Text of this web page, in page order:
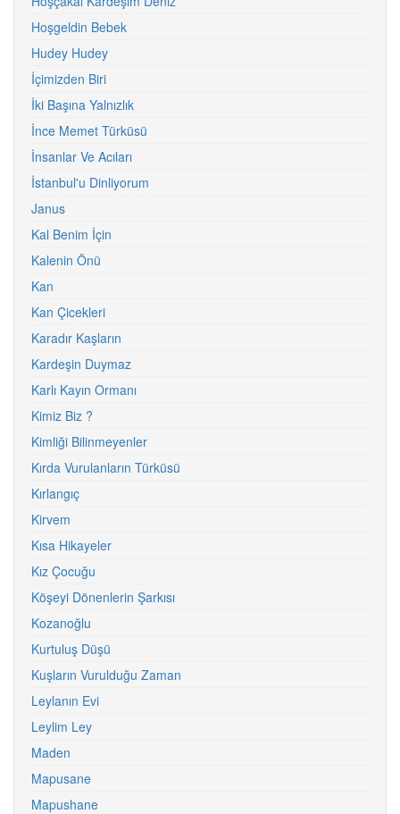
Hoşgeldin Bebek
Hudey Hudey
İçimizden Biri
İki Başına Yalnızlık
İnce Memet Türküsü
İnsanlar Ve Acıları
İstanbul'u Dinliyorum
Janus
Kal Benim İçin
Kalenin Önü
Kan
Kan Çicekleri
Karadır Kaşların
Kardeşin Duymaz
Karlı Kayın Ormanı
Kimiz Biz ?
Kimliği Bilinmeyenler
Kırda Vurulanların Türküsü
Kırlangıç
Kirvem
Kısa Hikayeler
Kız Çocuğu
Köşeyi Dönenlerin Şarkısı
Kozanoğlu
Kurtuluş Düşü
Kuşların Vurulduğu Zaman
Leylanın Evi
Leylim Ley
Maden
Mapusane
Mapushane